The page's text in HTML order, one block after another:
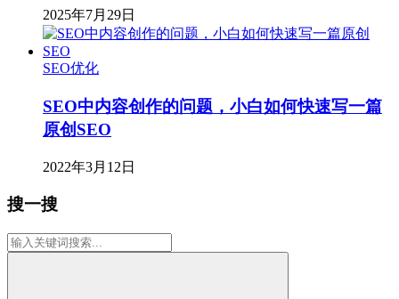
2025年7月29日
SEO优化
SEO中内容创作的问题，小白如何快速写一篇
原创SEO
2022年3月12日
搜一搜